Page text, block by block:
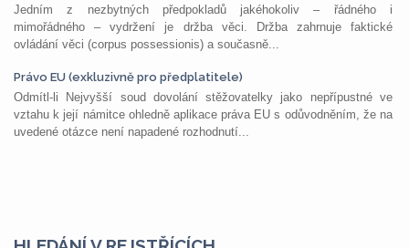
Jedním z nezbytných předpokladů jakéhokoliv – řádného i
mimořádného – vydržení je držba věci. Držba zahrnuje faktické
ovládání věci (corpus possessionis) a současně...
Právo EU (exkluzivně pro předplatitele)
Odmítl-li Nejvyšší soud dovolání stěžovatelky jako nepřípustné ve
vztahu k její námitce ohledně aplikace práva EU s odůvodněním, že na
uvedené otázce není napadené rozhodnutí...